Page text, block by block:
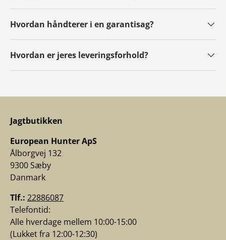
Hvordan håndterer i en garantisag?
Hvordan er jeres leveringsforhold?
Jagtbutikken
European Hunter ApS
Ålborgvej 132
9300 Sæby
Danmark
Tlf.: 22886087
Telefontid:
Alle hverdage mellem 10:00-15:00
(Lukket fra 12:00-12:30)